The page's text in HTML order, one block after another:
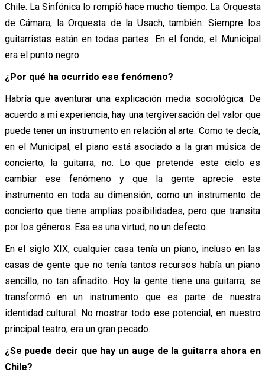
Chile. La Sinfónica lo rompió hace mucho tiempo. La Orquesta
de Cámara, la Orquesta de la Usach, también. Siempre los
guitarristas están en todas partes. En el fondo, el Municipal
era el punto negro.
¿Por qué ha ocurrido ese fenómeno?
Habría que aventurar una explicación media sociológica. De
acuerdo a mi experiencia, hay una tergiversación del valor que
puede tener un instrumento en relación al arte. Como te decía,
en el Municipal, el piano está asociado a la gran música de
concierto; la guitarra, no. Lo que pretende este ciclo es
cambiar ese fenómeno y que la gente aprecie este
instrumento en toda su dimensión, como un instrumento de
concierto que tiene amplias posibilidades, pero que transita
por los géneros. Esa es una virtud, no un defecto.
En el siglo XIX, cualquier casa tenía un piano, incluso en las
casas de gente que no tenía tantos recursos había un piano
sencillo, no tan afinadito. Hoy la gente tiene una guitarra, se
transformó en un instrumento que es parte de nuestra
identidad cultural. No mostrar todo ese potencial, en nuestro
principal teatro, era un gran pecado.
¿Se puede decir que hay un auge de la guitarra ahora en
Chile?